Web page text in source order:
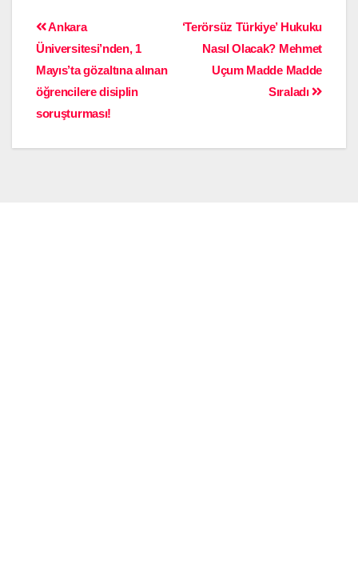
‘Terörsüz Türkiye’ Hukuku
Nasıl Olacak? Mehmet
Uçum Madde Madde
Sıraladı
Ankara
Üniversitesi’nden, 1
Mayıs’ta gözaltına alınan
öğrencilere disiplin
soruşturması!